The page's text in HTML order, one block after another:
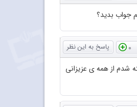
جواب بدید؟
0
شدم از همه ی عزیزانی